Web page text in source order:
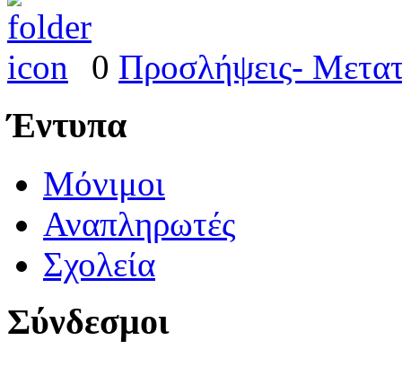
0 Προσλήψεις-
Έντυπα
Μόνιμοι
Αναπληρωτές
Σχολεία
Σύνδεσμοι